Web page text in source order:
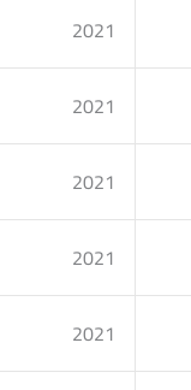
2021
2021
2021
2021
2021